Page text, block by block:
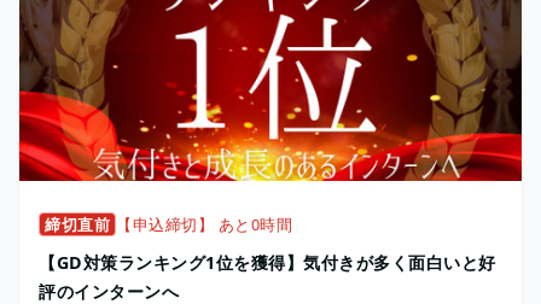
締切直前 【申込締切】 あと0時間
【GD対策ランキング1位を獲得】気付きが多く面白いと好
評のインターンへ